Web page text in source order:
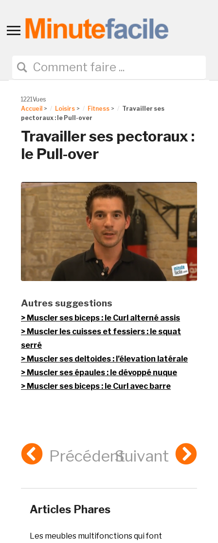
Toggle
navigation
1221Vues
Accueil > Loisirs > Fitness >
Travailler ses
pectoraux : le Pull-over
Travailler ses pectoraux :
le Pull-over
Autres suggestions
Muscler ses biceps : le Curl alterné assis
Muscler les cuisses et fessiers : le squat
serré
Muscler ses deltoides : l’élevation latérale
Muscler ses épaules : le dévoppé nuque
Muscler ses biceps : le Curl avec barre
PrécédentSuivant
Articles Phares
Les meubles multifonctions qui font